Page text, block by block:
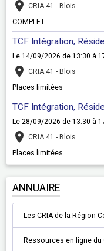
CRIA 41 - Blois
COMPLET
TCF Intégration,
Le 14/09/2026 de 13:30 à
CRIA 41 - Blois
Places limitées
TCF Intégration,
Le 28/09/2026 de 13:30 à
CRIA 41 - Blois
Places limitées
ANNUAIRE
Les CRIA de la Région
Ressources en ligne du